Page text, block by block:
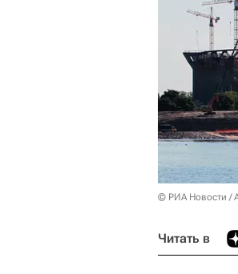
© РИА Новости /
Читать в